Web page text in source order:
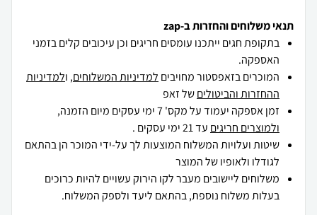
תנאי משלוחים והחזרות ב-zap
בתקופת חגים ייתכנו עומסים חריגים וכן עיכובים קלים בזמני
האספקה.
המוכרים בזאפסטור מחויבים למדיניות המשלוחים, ולמדיניות
ההחזרות והביטוליםשל זאפ
זמן אספקה יעמוד על מקס' 7 ימי עסקים מיום הזמנה,
ולמוצרים חריגים עד 21 ימי עסקים .
שיטות ועלויות המשלוח המוצעות לך על-ידי המוכר הן בהתאם
לגודלו ולאופיו של המוצר
משלוחים ליישובים מעבר לקו הירוק עשויים להיות כרוכים
בעלות משלוח נוספת, בהתאם ליעד ולספק המשלוח.